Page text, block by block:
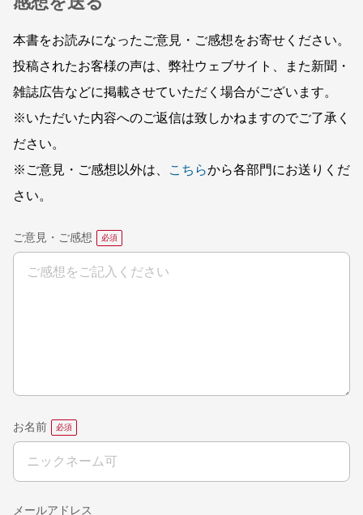
本書をお読みになったご意見・ご感想をお寄せください。
投稿されたお客様の声は、弊社ウェブサイト、また新聞・
雑誌広告などに掲載させていただく場合がございます。
※いただいた内容へのご返信は致しかねますのでご了承く
ださい。
※ご意見・ご感想以外は、
こちらから各部門にお送りくだ
さい。
ご意見・ご感想
お名前
メールアドレス